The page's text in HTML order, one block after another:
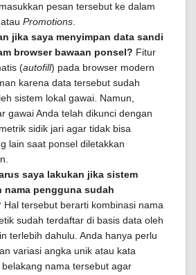
pesan tersebut ke dalam
atau Promotions
jika saya menyimpan data sandi
browser bawaan ponsel? Fitur
(autofill) pada browser modern
karena data tersebut sudah
sistem lokal gawai. Namun,
gawai Anda telah dikunci dengan
sidik jari agar tidak bisa
lain saat ponsel diletakkan
saya lakukan jika sistem
nama pengguna sudah
Hal tersebut berarti kombinasi nama
sudah terdaftar di basis data oleh
terlebih dahulu. Anda hanya perlu
variasi angka unik atau kata
nama tersebut agar